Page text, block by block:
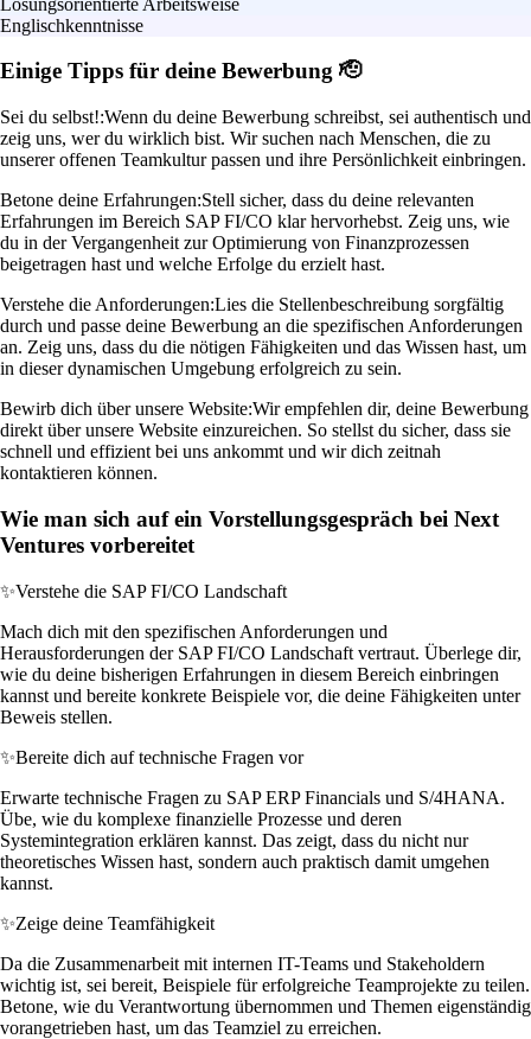
Englischkenntnisse
Einige Tipps für deine Bewerbung 🫡
Sei du selbst!:Wenn du deine Bewerbung schreibst, sei authentisch und
zeig uns, wer du wirklich bist. Wir suchen nach Menschen, die zu
unserer offenen Teamkultur passen und ihre Persönlichkeit einbringen.
Betone deine Erfahrungen:Stell sicher, dass du deine relevanten
Erfahrungen im Bereich SAP FI/CO klar hervorhebst. Zeig uns, wie
du in der Vergangenheit zur Optimierung von Finanzprozessen
beigetragen hast und welche Erfolge du erzielt hast.
Verstehe die Anforderungen:Lies die Stellenbeschreibung sorgfältig
durch und passe deine Bewerbung an die spezifischen Anforderungen
an. Zeig uns, dass du die nötigen Fähigkeiten und das Wissen hast, um
in dieser dynamischen Umgebung erfolgreich zu sein.
Bewirb dich über unsere Website:Wir empfehlen dir, deine Bewerbung
direkt über unsere Website einzureichen. So stellst du sicher, dass sie
schnell und effizient bei uns ankommt und wir dich zeitnah
kontaktieren können.
Wie man sich auf ein Vorstellungsgespräch bei Next
Ventures vorbereitet
✨Verstehe die SAP FI/CO Landschaft
Mach dich mit den spezifischen Anforderungen und
Herausforderungen der SAP FI/CO Landschaft vertraut. Überlege dir,
wie du deine bisherigen Erfahrungen in diesem Bereich einbringen
kannst und bereite konkrete Beispiele vor, die deine Fähigkeiten unter
Beweis stellen.
✨Bereite dich auf technische Fragen vor
Erwarte technische Fragen zu SAP ERP Financials und S/4HANA.
Übe, wie du komplexe finanzielle Prozesse und deren
Systemintegration erklären kannst. Das zeigt, dass du nicht nur
theoretisches Wissen hast, sondern auch praktisch damit umgehen
kannst.
✨Zeige deine Teamfähigkeit
Da die Zusammenarbeit mit internen IT-Teams und Stakeholdern
wichtig ist, sei bereit, Beispiele für erfolgreiche Teamprojekte zu teilen.
Betone, wie du Verantwortung übernommen und Themen eigenständig
vorangetrieben hast, um das Teamziel zu erreichen.